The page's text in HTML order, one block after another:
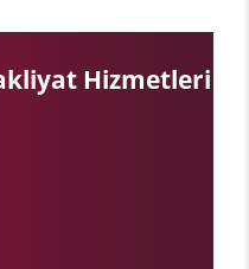
Hizmetleri